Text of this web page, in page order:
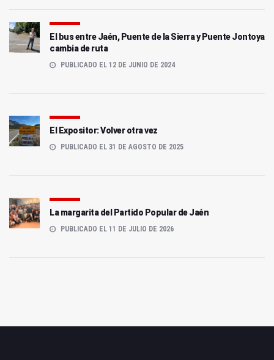
El bus entre Jaén, Puente de la Sierra y Puente Jontoya
cambia de ruta
PUBLICADO EL 12 DE JUNIO DE 2024
El Expositor: Volver otra vez
PUBLICADO EL 31 DE AGOSTO DE 2025
La margarita del Partido Popular de Jaén
PUBLICADO EL 11 DE JULIO DE 2026